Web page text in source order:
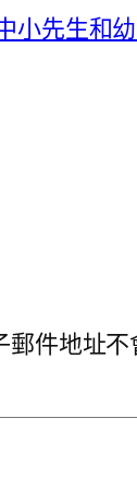
小先生和
件地址不